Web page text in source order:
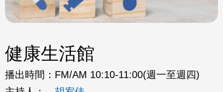
健康生活館
播出時間： FM/AM 10:10-11:00(週一至週四)